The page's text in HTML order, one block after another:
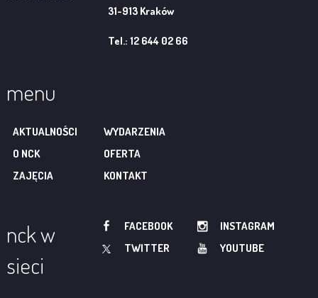
31-913 Kraków
Tel.: 12 644 02 66
menu
AKTUALNOŚCI
WYDARZENIA
O NCK
OFERTA
ZAJĘCIA
KONTAKT
nck w
sieci
FACEBOOK
INSTAGRAM
TWITTER
YOUTUBE